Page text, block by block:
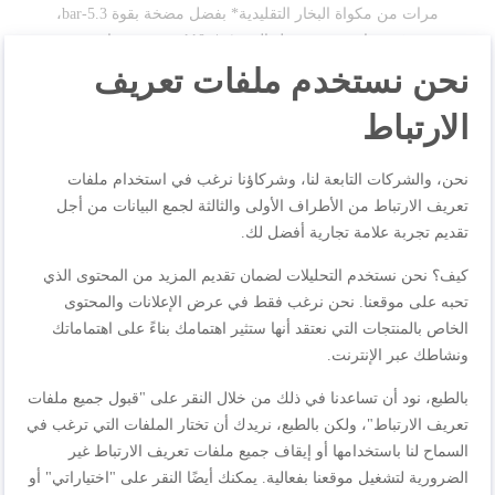
المراجعات
اكتب مراجعتك الخاصة
أنت تراجع:
مكواة بخار | إكسبريس أوبتيمال | مضخة 5.3 بار | تقنية
مرات من مكواة البخار التقليدية* بفضل مضخة بقوة 5.3-bar،
وتدفق بخار مستمر يصل إلى 110g/min، وتعزيز بخار بقوة
200g/min، بالإضافة إلى ميزات مثل تقنية إزالة التكلّس لصيانة
بدون عناء و قاعدة الكي إكسبريس جلايد عالية الأداء. يأتي كل ذلك
مواصفات المنتجات
نحن نستخدم ملفات تعريف
الارتباط
نحن، والشركات التابعة لنا، وشركاؤنا نرغب في استخدام ملفات
تعريف الارتباط من الأطراف الأولى والثالثة لجمع البيانات من أجل
تقديم تجربة علامة تجارية أفضل لك.
كيف؟ نحن نستخدم التحليلات لضمان تقديم المزيد من المحتوى الذي
تحبه على موقعنا. نحن نرغب فقط في عرض الإعلانات والمحتوى
الخاص بالمنتجات التي نعتقد أنها ستثير اهتمامك بناءً على اهتماماتك
ونشاطك عبر الإنترنت.
بالطبع، نود أن تساعدنا في ذلك من خلال النقر على "قبول جميع ملفات
تعريف الارتباط"، ولكن بالطبع، نريدك أن تختار الملفات التي ترغب في
السماح لنا باستخدامها أو إيقاف جميع ملفات تعريف الارتباط غير
الضرورية لتشغيل موقعنا بفعالية. يمكنك أيضًا النقر على "اختياراتي" أو